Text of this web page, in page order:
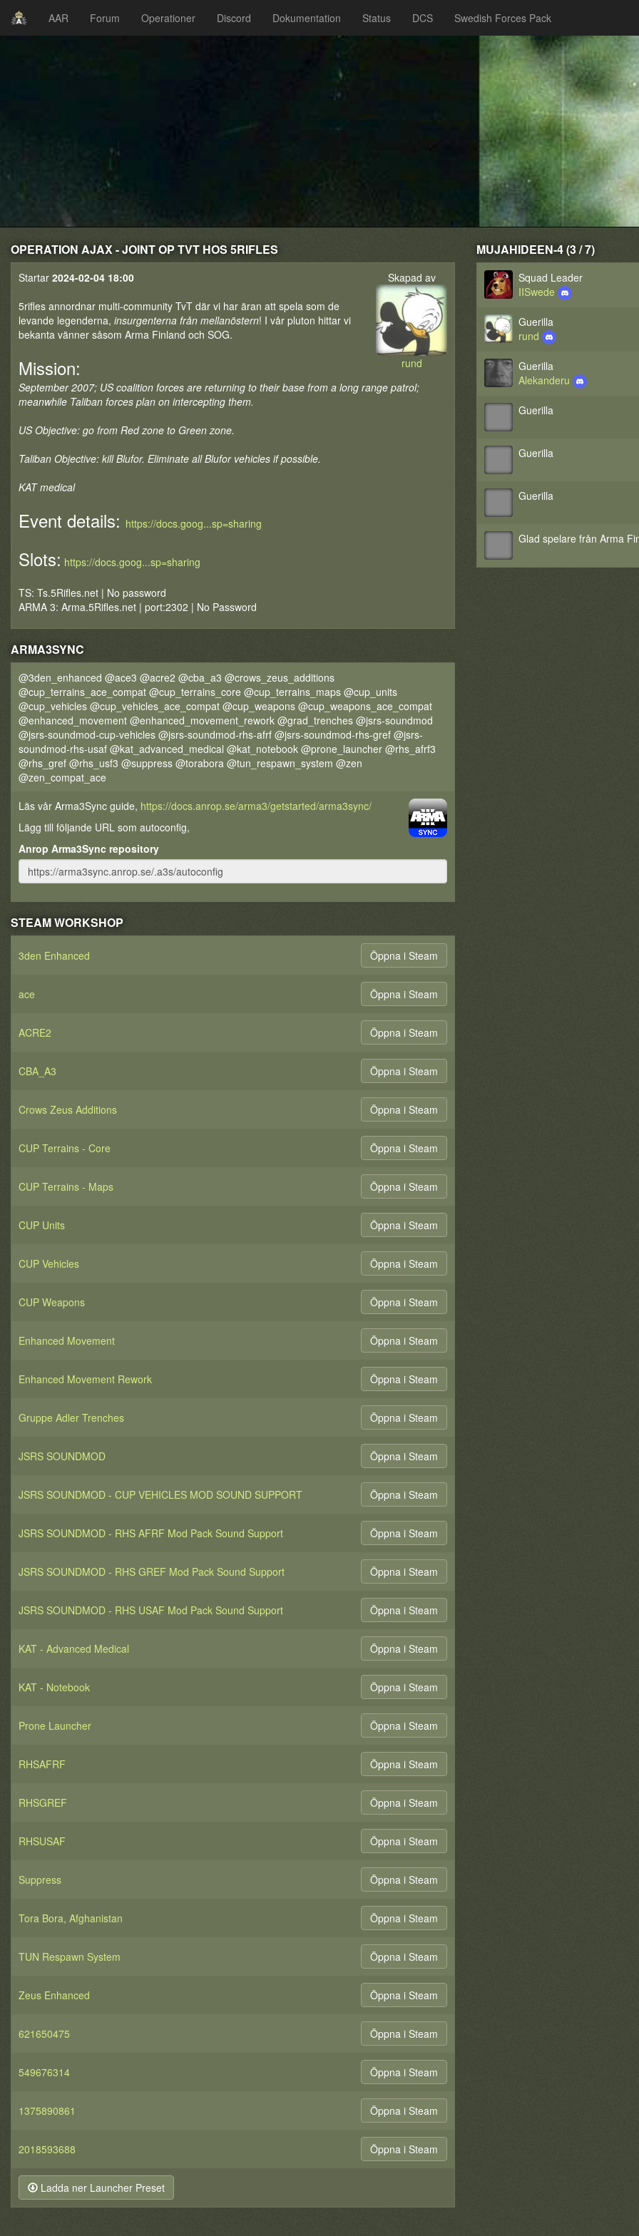
AAR Forum Operationer Discord Dokumentation Status DCS Swedish Forces Pack
OPERATION AJAX - JOINT OP TVT HOS 5RIFLES
Skapad av
rund
Startar 2024-02-04 18:00
5rifles annordnar multi-community TvT där vi har äran att spela som de
levande legenderna, insurgenterna från mellanöstern! I vår pluton hittar vi
bekanta vänner såsom Arma Finland och SOG.
Mission:
September 2007; US coalition forces are returning to their base from a long range patrol;
meanwhile Taliban forces plan on intercepting them.
US Objective: go from Red zone to Green zone.
Taliban Objective: kill Blufor. Eliminate all Blufor vehicles if possible.
KAT medical
Event details: https://docs.goog...sp=sharing
Slots: https://docs.goog...sp=sharing
TS: Ts.5Rifles.net | No password
ARMA 3: Arma.5Rifles.net | port:2302 | No Password
ARMA3SYNC
@3den_enhanced @ace3 @acre2 @cba_a3 @crows_zeus_additions
@cup_terrains_ace_compat @cup_terrains_core @cup_terrains_maps @cup_units
@cup_vehicles @cup_vehicles_ace_compat @cup_weapons @cup_weapons_ace_compat
@enhanced_movement @enhanced_movement_rework @grad_trenches @jsrs-soundmod
@jsrs-soundmod-cup-vehicles @jsrs-soundmod-rhs-afrf @jsrs-soundmod-rhs-gref @jsrs-
soundmod-rhs-usaf @kat_advanced_medical @kat_notebook @prone_launcher @rhs_afrf3
@rhs_gref @rhs_usf3 @suppress @torabora @tun_respawn_system @zen
@zen_compat_ace
Läs vår Arma3Sync guide, https://docs.anrop.se/arma3/getstarted/arma3sync/
Lägg till följande URL som autoconfig,
Anrop Arma3Sync repository
STEAM WORKSHOP
3den Enhanced Öppna i Steam
ace Öppna i Steam
ACRE2 Öppna i Steam
CBA_A3 Öppna i Steam
Crows Zeus Additions Öppna i Steam
CUP Terrains - Core Öppna i Steam
CUP Terrains - Maps Öppna i Steam
CUP Units Öppna i Steam
CUP Vehicles Öppna i Steam
CUP Weapons Öppna i Steam
Enhanced Movement Öppna i Steam
Enhanced Movement Rework Öppna i Steam
Gruppe Adler Trenches Öppna i Steam
JSRS SOUNDMOD Öppna i Steam
JSRS SOUNDMOD - CUP VEHICLES MOD SOUND SUPPORT Öppna i Steam
JSRS SOUNDMOD - RHS AFRF Mod Pack Sound Support Öppna i Steam
JSRS SOUNDMOD - RHS GREF Mod Pack Sound Support Öppna i Steam
JSRS SOUNDMOD - RHS USAF Mod Pack Sound Support Öppna i Steam
KAT - Advanced Medical Öppna i Steam
KAT - Notebook Öppna i Steam
Prone Launcher Öppna i Steam
RHSAFRF Öppna i Steam
RHSGREF Öppna i Steam
RHSUSAF Öppna i Steam
Suppress Öppna i Steam
Tora Bora, Afghanistan Öppna i Steam
TUN Respawn System Öppna i Steam
Zeus Enhanced Öppna i Steam
621650475 Öppna i Steam
549676314 Öppna i Steam
1375890861 Öppna i Steam
2018593688 Öppna i Steam
Ladda ner Launcher Preset
MUJAHIDEEN-4 (3 / 7)
Squad Leader
IISwede
Guerilla
rund
Guerilla
Alekanderu
Guerilla
Guerilla
Guerilla
Glad spelare från Arma